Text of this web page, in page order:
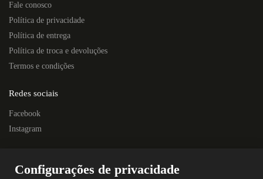
Fale conosco
Política de privacidade
Política de entrega
Política de troca e devoluções
Termos e condições
Redes sociais
Facebook
Instagram
Rua Quintino Bocaiúva, 445E – Centro
Configurações de privacidade